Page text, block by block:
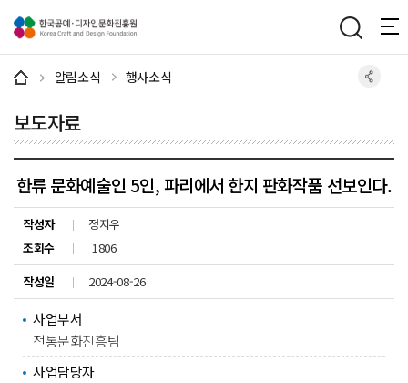
알림소식 행사소식
보도자료
한류 문화예술인 5인, 파리에서 한지 판화작품 선보인다.
작성자
정지우
조회수
1806
작성일
2024-08-26
사업부서
전통문화진흥팀
사업담당자